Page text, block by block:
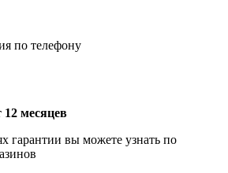
по телефону
12 месяцев
гарантии вы можете узнать по